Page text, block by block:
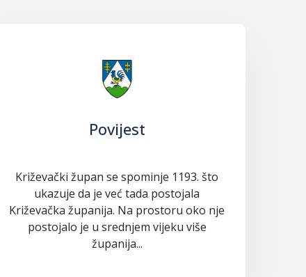
Povijest
Križevački župan se spominje 1193. što
ukazuje da je već tada postojala
Križevačka županija. Na prostoru oko nje
postojalo je u srednjem vijeku više
županija...